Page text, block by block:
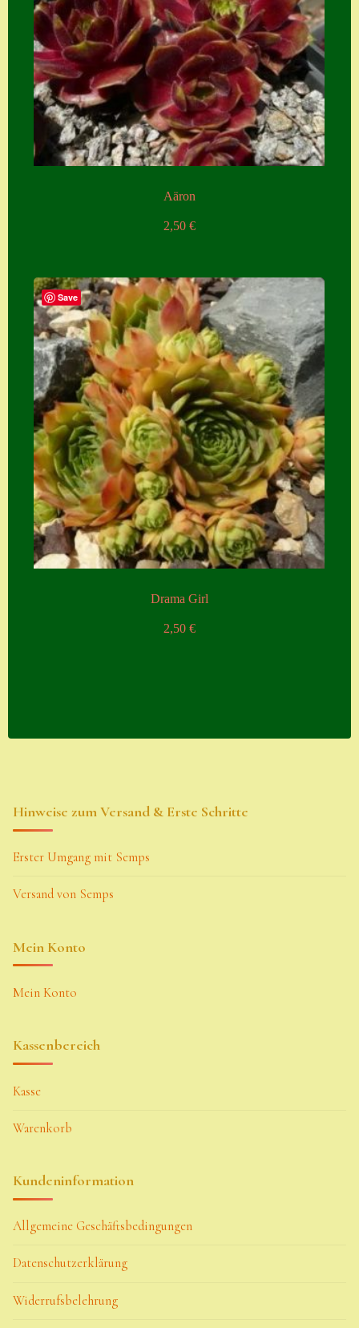
Aäron
2,50 €
Save
Drama Girl
2,50 €
Hinweise zum Versand & Erste Schritte
Erster Umgang mit Semps
Versand von Semps
Mein Konto
Mein Konto
Kassenbereich
Kasse
Warenkorb
Kundeninformation
Allgemeine Geschäftsbedingungen
Datenschutzerklärung
Widerrufsbelehrung